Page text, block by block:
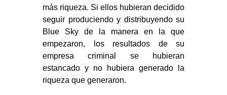
más riqueza. Si ellos hubieran decidido
seguir produciendo y distribuyendo su
Blue Sky de la manera en la que
empezaron, los resultados de su
empresa criminal se hubieran
estancado y no hubiera generado la
riqueza que generaron.